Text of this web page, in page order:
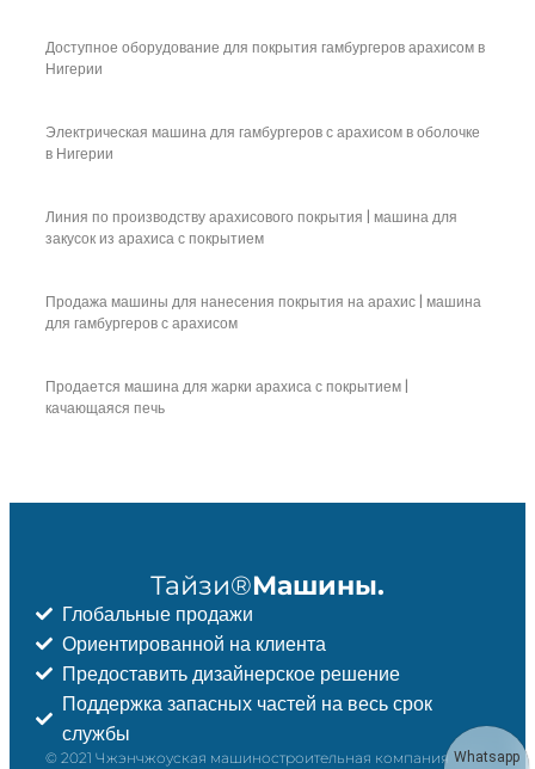
Доступное оборудование для покрытия гамбургеров арахисом в
Нигерии
Электрическая машина для гамбургеров с арахисом в оболочке
в Нигерии
Линия по производству арахисового покрытия | машина для
закусок из арахиса с покрытием
Продажа машины для нанесения покрытия на арахис | машина
для гамбургеров с арахисом
Продается машина для жарки арахиса с покрытием |
качающаяся печь
Тайзи®Машины.
Глобальные продажи
Ориентированной на клиента
Предоставить дизайнерское решение
Поддержка запасных частей на весь срок
службы
© 2021 Чжэнчжоуская машиностроительная компания Taizy,Whatsapp